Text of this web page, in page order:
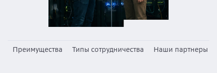
Преимущества Типы сотрудничества Наши партнеры